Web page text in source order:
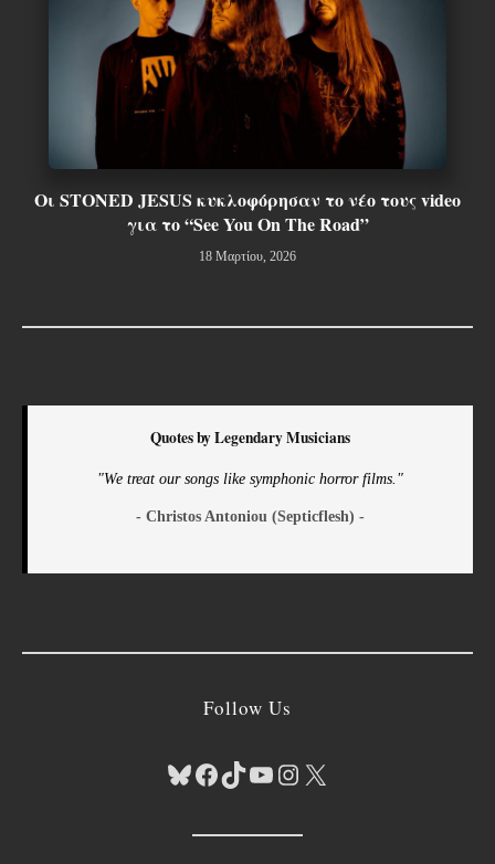
Οι STONED JESUS κυκλοφόρησαν το νέο τους video
για το “See You On The Road”
18 Μαρτίου, 2026
Quotes by Legendary Musicians
"We treat our songs like symphonic horror films."
- Christos Antoniou (Septicflesh) -
Follow Us